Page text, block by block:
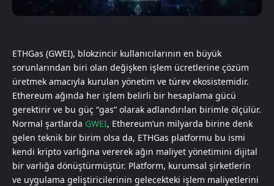
ETHGas (GWEI), blokzincir kullanıcılarının en büyük
sorunlarından biri olan değişken işlem ücretlerine çözüm
üretmek amacıyla kurulan yönetim ve türev ekosistemidir.
Ethereum ağında her işlem belirli bir hesaplama gücü
gerektirir ve bu güç “gas” olarak adlandırılan birimle ölçülür.
Normal şartlarda GWEI, Ethereum’un milyarda birine denk
gelen teknik bir birim olsa da, ETHGas platformu bu ismi
kendi kripto varlığına vererek ağın maliyet yönetimini dijital
bir varlığa dönüştürmüştür. Platform, kurumsal şirketlerin
ve uygulama geliştiricilerinin gelecekteki işlem maliyetlerini